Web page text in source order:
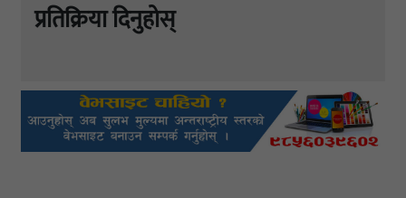
प्रतिक्रिया दिनुहोस्